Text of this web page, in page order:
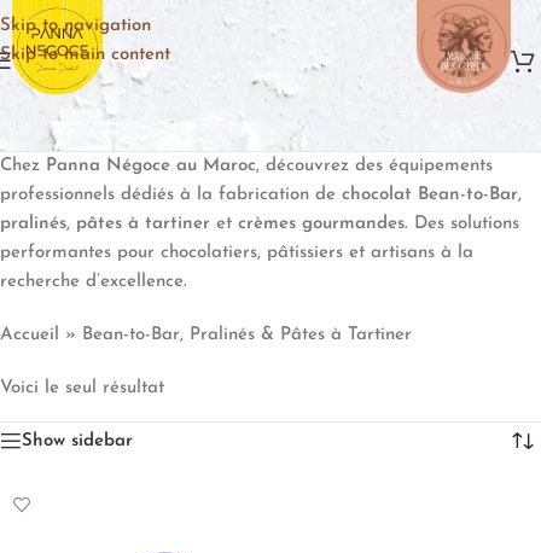
Skip to navigation
Skip to main content
Chez Panna Négoce au Maroc, découvrez des équipements
professionnels dédiés à la fabrication de chocolat Bean-to-Bar,
pralinés, pâtes à tartiner et crèmes gourmandes. Des solutions
performantes pour chocolatiers, pâtissiers et artisans à la
recherche d’excellence.
Accueil » Bean-to-Bar, Pralinés & Pâtes à Tartiner
Voici le seul résultat
Show sidebar